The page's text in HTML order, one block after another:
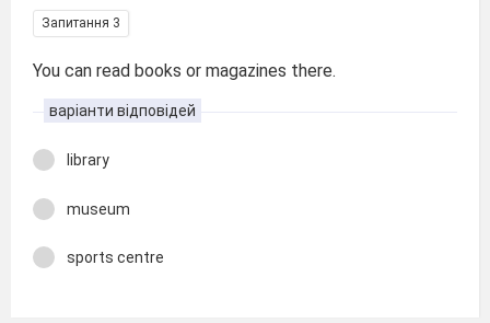
Запитання 3
You can read books or magazines there.
варіанти відповідей
library
museum
sports centre